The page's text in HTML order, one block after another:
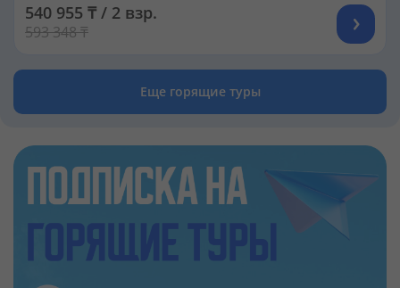
540 955 ₸ / 2 взр.
593 348 ₸
Еще горящие туры